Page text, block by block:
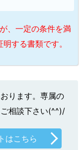
、一定の条件を満
する書類です。
ります。専属の
相談下さい(^^)/
はこちら